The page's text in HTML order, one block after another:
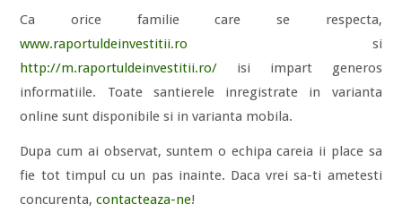
Ca orice familie care se respecta,
www.raportuldeinvestitii.ro si
http://m.raportuldeinvestitii.ro/ isi impart generos
informatiile. Toate santierele inregistrate in varianta
online sunt disponibile si in varianta mobila.
Dupa cum ai observat, suntem o echipa careia ii place sa
fie tot timpul cu un pas inainte. Daca vrei sa-ti ametesti
concurenta,contacteaza-ne!